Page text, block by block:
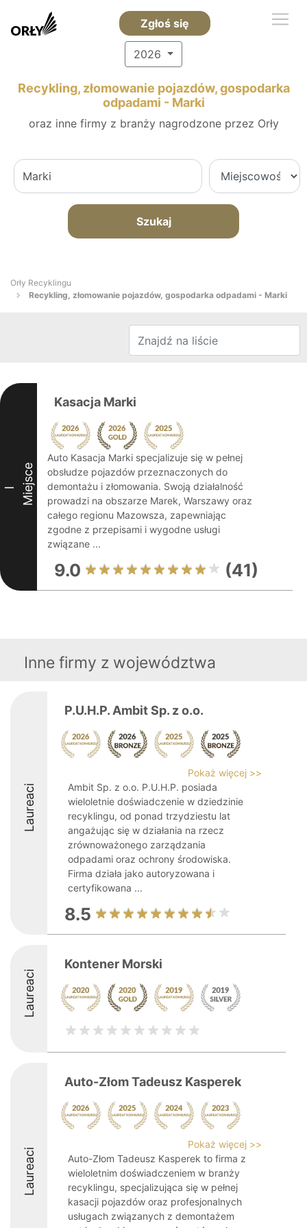
Zgłoś się
2026
Recykling, złomowanie pojazdów, gospodarka
odpadami - Marki
oraz inne firmy z branży nagrodzone przez Orły
Szukaj
Orły Recyklingu
Recykling, złomowanie pojazdów, gospodarka odpadami - Marki
I Miejsce
Kasacja Marki
Auto Kasacja Marki specjalizuje się w pełnej
obsłudze pojazdów przeznaczonych do
demontażu i złomowania. Swoją działalność
prowadzi na obszarze Marek, Warszawy oraz
całego regionu Mazowsza, zapewniając
zgodne z przepisami i wygodne usługi
związane ...
9.0 (41)
Inne firmy z województwa
Laureaci
P.U.H.P. Ambit Sp. z o.o.
Pokaż więcej >>
Ambit Sp. z o.o. P.U.H.P. posiada
wieloletnie doświadczenie w dziedzinie
recyklingu, od ponad trzydziestu lat
angażując się w działania na rzecz
zrównoważonego zarządzania
odpadami oraz ochrony środowiska.
Firma działa jako autoryzowana i
certyfikowana ...
8.5
Laureaci
Kontener Morski
Laureaci
Auto-Złom Tadeusz Kasperek
Pokaż więcej >>
Auto-Złom Tadeusz Kasperek to firma z
wieloletnim doświadczeniem w branży
recyklingu, specjalizująca się w pełnej
kasacji pojazdów oraz profesjonalnych
usługach związanych z demontażem